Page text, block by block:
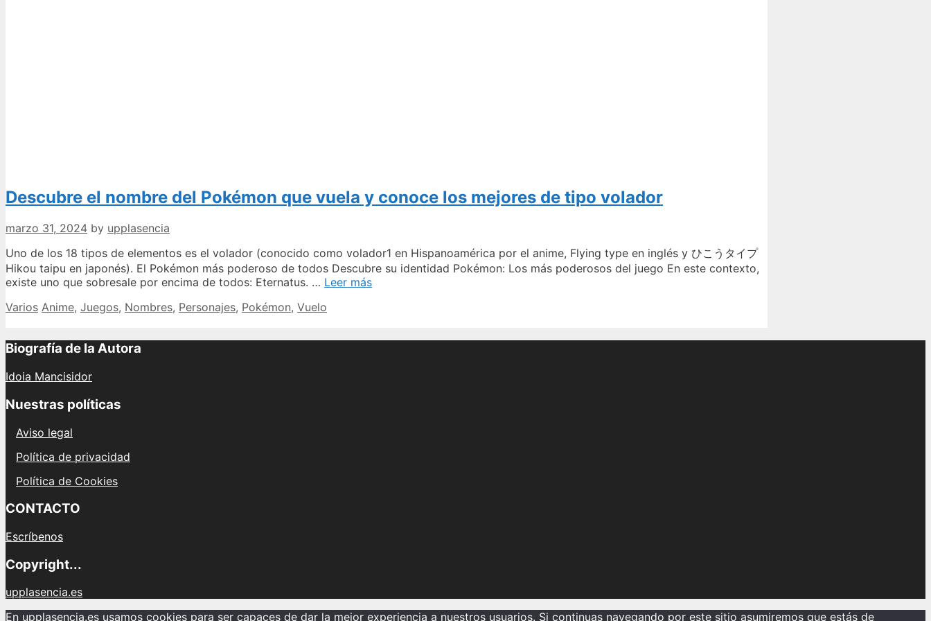
Descubre el nombre del Pokémon que vuela y conoce los mejores de tipo volador
marzo 31, 2024 by upplasencia
Uno de los 18 tipos de elementos es el volador (conocido como volador1 en Hispanoamérica por el anime, Flying type en inglés y ひこうタイプ
Hikou taipu en japonés). El Pokémon más poderoso de todos Descubre su identidad Pokémon: Los más poderosos del juego En este contexto,
existe uno que sobresale por encima de todos: Eternatus. … Leer másDescubre
Categories
Varios Tags
Anime, Juegos, Nombres, Personajes, Pokémon, Vuelo
Biografía de la Autora
Idoia Mancisidor
Nuestras políticas
Aviso legal
Política de privacidad
Política de Cookies
CONTACTO
Escríbenos
Copyright...
upplasencia.es
En upplasencia.es usamos cookies para ser capaces de dar la mejor experiencia a nuestros usuarios. Si continuas navegando por este sitio asumiremos que estás de